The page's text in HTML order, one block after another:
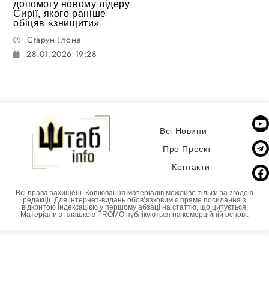
допомогу новому лідеру
Сирії, якого раніше
обіцяв «знищити»
Старун Ілона
28.01.2026 19:28
Всі Новини
Про Проєкт
Контакти
Всі права захищені. Копіювання матеріалів можливе тільки за згодою
редакції. Для інтернет-видань обовʼязковим є пряме посилання з
відкритою індексацією у першому абзаці на статтю, що цитується.
Матеріали з плашкою PROMO публікуються на комерційній основі.